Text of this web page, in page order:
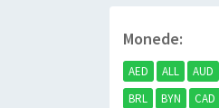
Monede:
AED ALL AUD
BRL
BYN CAD